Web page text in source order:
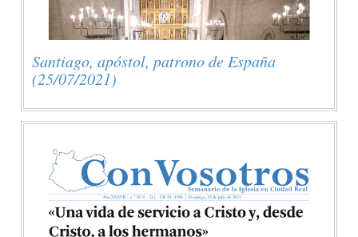
Santiago, apóstol, patrono de España
(25/07/2021)